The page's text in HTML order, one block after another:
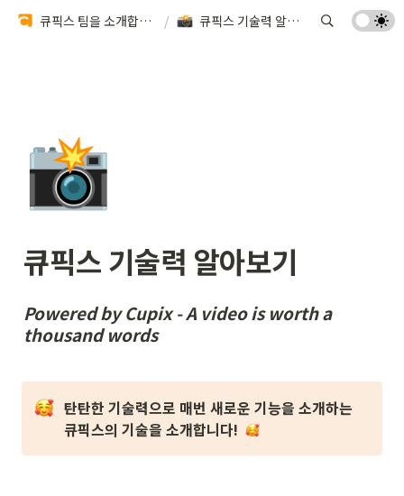
큐픽스 팀을 소개합니다 🏗️ / 큐픽스 기술력 알아보기
📸
큐픽스 기술력 알아보기
Powered by Cupix - A video is worth a
thousand words
탄탄한 기술력으로 매번 새로운 기능을 소개하는
큐픽스의 기술을 소개합니다!